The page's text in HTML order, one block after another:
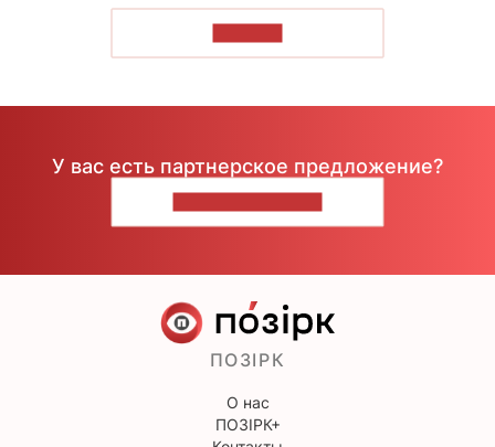
У вас есть партнерское предложение?
ПОЗІРК
О нас
ПОЗІРК+